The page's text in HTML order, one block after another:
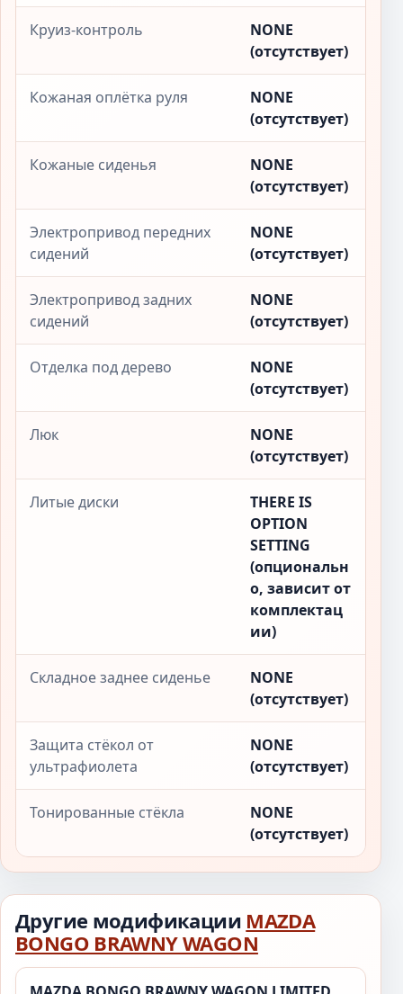
Круиз-контроль
NONE
(отсутствует)
Кожаная оплётка руля
NONE
(отсутствует)
Кожаные сиденья
NONE
(отсутствует)
Электропривод передних
сидений
NONE
(отсутствует)
Электропривод задних
сидений
NONE
(отсутствует)
Отделка под дерево
NONE
(отсутствует)
Люк
NONE
(отсутствует)
Литые диски
THERE IS
OPTION
SETTING
(опциональн
о, зависит от
комплектац
ии)
Складное заднее сиденье
NONE
(отсутствует)
Защита стёкол от
ультрафиолета
NONE
(отсутствует)
Тонированные стёкла
NONE
(отсутствует)
Другие модификации MAZDA
BONGO BRAWNY WAGON